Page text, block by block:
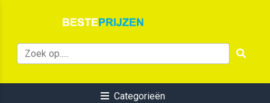
Categorieën